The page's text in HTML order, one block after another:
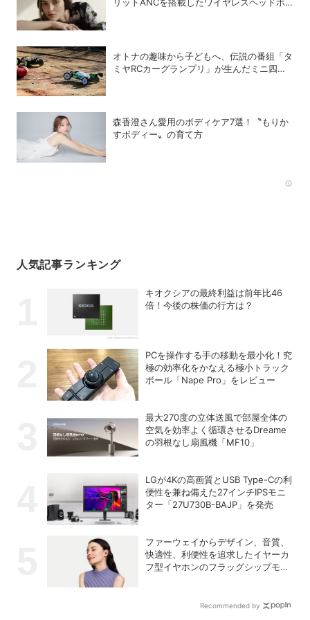
オトナの趣味から子どもへ、伝説の番組「タ
ミヤRCカーグランプリ」が生んだミニ四駆
森香澄さん愛用のボディケア7選！〝もりか
すボディー〟の育て方
人気記事ランキング
キオクシアの最終利益は前年比46
倍！今後の株価の行方は？
PCを操作する手の移動を最小化！究
極の効率化をかなえる極小トラック
ボール「Nape Pro」をレビュー
最大270度の立体送風で部屋全体の
空気を効率よく循環させるDreame
の羽根なし扇風機「MF10」
LGが4Kの高画質とUSB Type-Cの利
便性を兼ね備えた27インチIPSモニ
ター「27U730B-BAJP」を発売
ファーウェイからデザイン、音質、
快適性、利便性を追求したイヤーカ
フ型イヤホンのフラッグシップモデ
Recommended by